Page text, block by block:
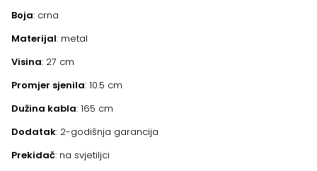
Boja: crna
Materijal: metal
Visina: 27 cm
Promjer sjenila: 10.5 cm
Dužina kabla: 165 cm
Dodatak: 2-godišnja garancija
Prekidač: na svjetiljci